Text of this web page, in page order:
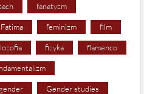
fanatyzm
Fatima feminizm film
fizyka flamenco
gender Gender studies